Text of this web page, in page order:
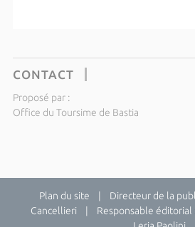
CONTACT
Proposé par :
Office du Toursime de Bastia
Plan du site | Directeur de la
Cancellieri | Responsable éditorial